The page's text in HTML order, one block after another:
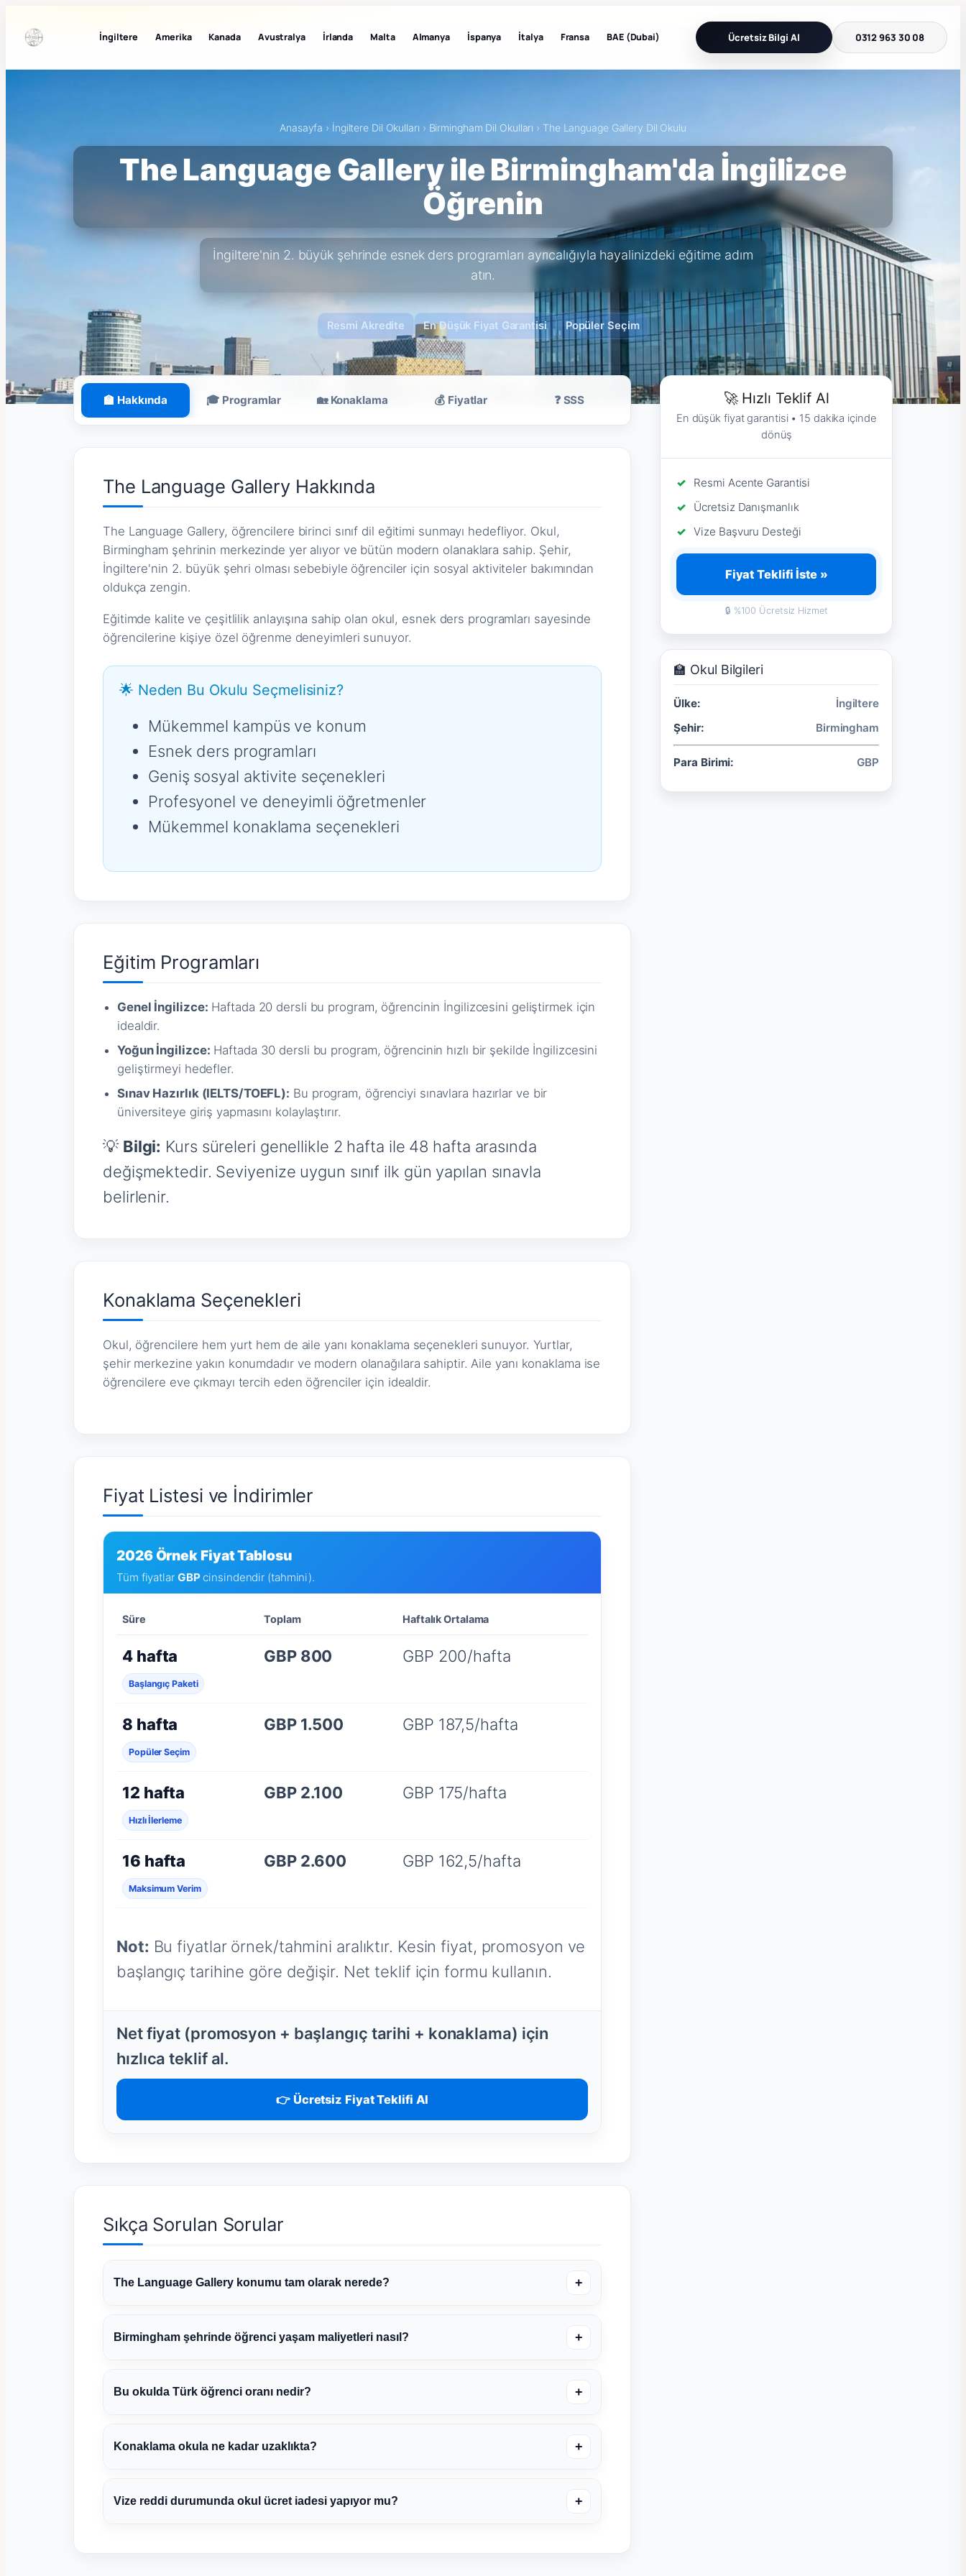
İngiltere Amerika Kanada Avustralya İrlanda Malta Almanya İspanya İtalya Fransa BAE (Dubai) Ücretsiz Bilgi Al 0312 963 30 08
Anasayfa › İngiltere Dil Okulları › Birmingham Dil Okulları › The Language Gallery Dil Okulu
The Language Gallery ile Birmingham'da İngilizce
Öğrenin
İngiltere'nin 2. büyük şehrinde esnek ders programları ayrıcalığıyla hayalinizdeki eğitime adım
atın.
Resmi Akredite En Düşük Fiyat Garantisi Popüler Seçim
🏫 Hakkında 🎓 Programlar 🏡 Konaklama 💰 Fiyatlar ❓ SSS
The Language Gallery Hakkında
The Language Gallery, öğrencilere birinci sınıf dil eğitimi sunmayı hedefliyor. Okul,
Birmingham şehrinin merkezinde yer alıyor ve bütün modern olanaklara sahip. Şehir,
İngiltere'nin 2. büyük şehri olması sebebiyle öğrenciler için sosyal aktiviteler bakımından
oldukça zengin.
Eğitimde kalite ve çeşitlilik anlayışına sahip olan okul, esnek ders programları sayesinde
öğrencilerine kişiye özel öğrenme deneyimleri sunuyor.
🌟 Neden Bu Okulu Seçmelisiniz?
Mükemmel kampüs ve konum
Esnek ders programları
Geniş sosyal aktivite seçenekleri
Profesyonel ve deneyimli öğretmenler
Mükemmel konaklama seçenekleri
Eğitim Programları
Genel İngilizce: Haftada 20 dersli bu program, öğrencinin İngilizcesini geliştirmek için
idealdir.
Yoğun İngilizce: Haftada 30 dersli bu program, öğrencinin hızlı bir şekilde İngilizcesini
geliştirmeyi hedefler.
Sınav Hazırlık (IELTS/TOEFL): Bu program, öğrenciyi sınavlara hazırlar ve bir
üniversiteye giriş yapmasını kolaylaştırır.
💡 Bilgi: Kurs süreleri genellikle 2 hafta ile 48 hafta arasında
değişmektedir. Seviyenize uygun sınıf ilk gün yapılan sınavla
belirlenir.
Konaklama Seçenekleri
Okul, öğrencilere hem yurt hem de aile yanı konaklama seçenekleri sunuyor. Yurtlar,
şehir merkezine yakın konumdadır ve modern olanağılara sahiptir. Aile yanı konaklama ise
öğrencilere eve çıkmayı tercih eden öğrenciler için idealdir.
Fiyat Listesi ve İndirimler
2026 Örnek Fiyat Tablosu
Tüm fiyatlar GBPcinsindendir (tahmini).
Süre Toplam Haftalık Ortalama
4 hafta
Başlangıç Paketi
GBP 800 GBP 200/hafta
8 hafta
Popüler Seçim
GBP 1.500 GBP 187,5/hafta
12 hafta
Hızlı İlerleme
GBP 2.100 GBP 175/hafta
16 hafta
Maksimum Verim
GBP 2.600 GBP 162,5/hafta
Not: Bu fiyatlar örnek/tahmini aralıktır. Kesin fiyat, promosyon ve
başlangıç tarihine göre değişir. Net teklif için formu kullanın.
Net fiyat (promosyon + başlangıç tarihi + konaklama) için
hızlıca teklif al.
👉 Ücretsiz Fiyat Teklifi Al
Sıkça Sorulan Sorular
The Language Gallery konumu tam olarak nerede? +
Birmingham şehrinde öğrenci yaşam maliyetleri nasıl? +
Bu okulda Türk öğrenci oranı nedir? +
Konaklama okula ne kadar uzaklıkta? +
Vize reddi durumunda okul ücret iadesi yapıyor mu? +
🚀 Hızlı Teklif Al
En düşük fiyat garantisi • 15 dakika içinde
dönüş
Resmi Acente Garantisi
Ücretsiz Danışmanlık
Vize Başvuru Desteği
Fiyat Teklifi İste »
🔒 %100 Ücretsiz Hizmet
🏫 Okul Bilgileri
Ülke:
İngiltere
Şehir:
Birmingham
Para Birimi: GBP